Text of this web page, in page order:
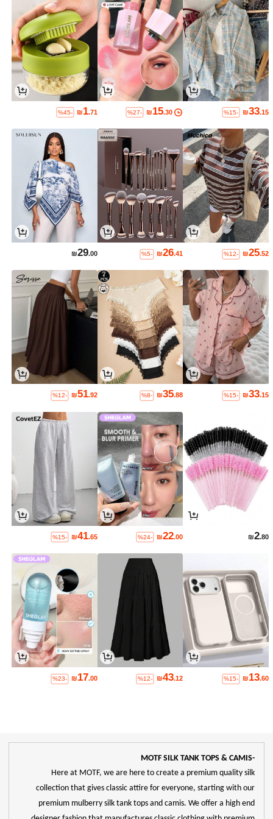
₪33.15
%15-
₪15.30
%27-
₪1.71
%45-
₪25.52
%12-
₪26.41
%5-
₪29.00
₪33.15
%15-
₪35.88
%8-
₪51.92
%12-
₪2.80
₪22.00
%24-
₪41.65
%15-
₪13.60
%15-
₪43.12
%12-
₪17.00
%23-
-MOTF SILK TANK TOPS & CAMIS
Here at MOTF, we are here to create a premium quality silk
collection that gives classic attire for everyone, starting with our
premium mulberry silk tank tops and camis. We offer a high end